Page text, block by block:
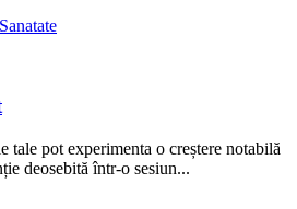
Sanatate
tale pot experimenta o creștere notabilă
deosebită într-o sesiun...